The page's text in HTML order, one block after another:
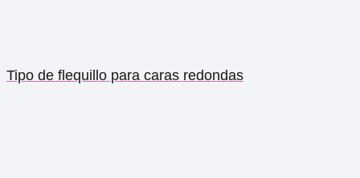
Tipo de flequillo para caras redondas